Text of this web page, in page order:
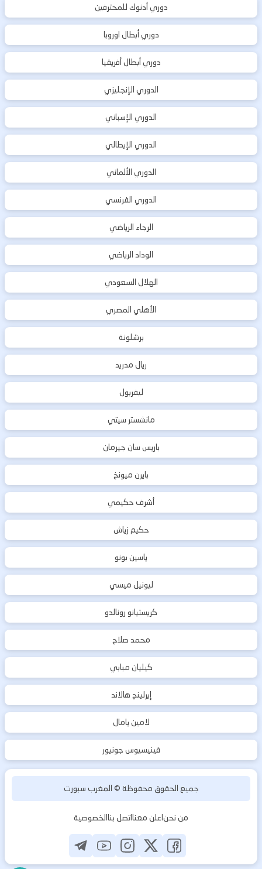
دوري أدنوك للمحترفين
دوري أبطال اوروبا
دوري أبطال أفريقيا
الدوري الإنجليزي
الدوري الإسباني
الدوري الإيطالي
الدوري الألماني
الدوري الفرنسي
الرجاء الرياضي
الوداد الرياضي
الهلال السعودي
الأهلي المصري
برشلونة
ريال مدريد
ليفربول
مانشستر سيتي
باريس سان جيرمان
بايرن ميونخ
أشرف حكيمي
حكيم زياش
ياسين بونو
ليونيل ميسي
كريستيانو رونالدو
محمد صلاح
كيليان مبابي
إيرلينج هالاند
لامين يامال
فينيسيوس جونيور
جميع الحقوق محفوظة ©المغرب سبورت
من نحناعلن معنااتصل بناالخصوصية